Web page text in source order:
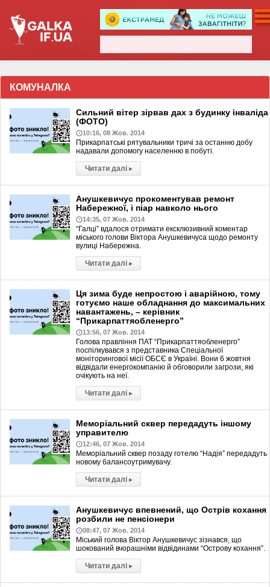
КОМУНАЛКА
Сильний вітер зірвав дах з будинку інваліда
(ФОТО)
10:16, 08 Жов. 2014
Прикарпатські рятувальники тричі за останню добу
надавали допомогу населенню в побуті.
Читати далі ▸
Анушкевичус прокоментував ремонт
Набережної, і піар навколо нього
14:35, 07 Жов. 2014
“Галці” вдалося отримати ексклюзивний коментар
міського голови Віктора Анушкевичуса щодо ремонту
вулиці Набережна.
Читати далі ▸
Ця зима буде непростою і аварійною, тому
готуємо наше обладнання до максимальних
навантажень, – керівник
“Прикарпаттяобленерго”
13:56, 07 Жов. 2014
Голова правління ПАТ “Прикарпаттяобленерго”
поспілкувався з представника Спеціальної
моніторингової місії ОБСЄ в Україні. Вони 6 жовтня
відвідали енергокомпанію й обговорили загрози, які
очікують на неї.
Читати далі ▸
Меморіальний сквер передадуть іншому
управителю
12:46, 07 Жов. 2014
Меморіальний сквер позаду готелю “Надія” передадуть
новому балансоутримувачу.
Читати далі ▸
Анушкевичус впевнений, що Острів кохання
розбили не пенсіонери
08:47, 07 Жов. 2014
Міський голова Віктор Анушкевичус зізнався, що
шокований вчорашніми відвідинами “Острову кохання”.
Читати далі ▸